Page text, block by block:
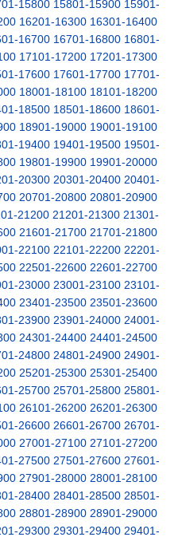
15800 15801-15900 15901-
16201-16300 16301-16400
16700 16701-16800 16801-
17101-17200 17201-17300
17600 17601-17700 17701-
18001-18100 18101-18200
18500 18501-18600 18601-
18901-19000 19001-19100
19400 19401-19500 19501-
19801-19900 19901-20000
20300 20301-20400 20401-
20701-20800 20801-20900
21200 21201-21300 21301-
21601-21700 21701-21800
22100 22101-22200 22201-
22501-22600 22601-22700
23000 23001-23100 23101-
23401-23500 23501-23600
23900 23901-24000 24001-
24301-24400 24401-24500
24800 24801-24900 24901-
25201-25300 25301-25400
25700 25701-25800 25801-
26101-26200 26201-26300
26600 26601-26700 26701-
27001-27100 27101-27200
27500 27501-27600 27601-
27901-28000 28001-28100
28400 28401-28500 28501-
28801-28900 28901-29000
29300 29301-29400 29401-